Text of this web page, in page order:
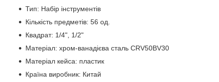
Тип: Набір інструментів
Кількість предметів: 56 од.
Квадрат: 1/4", 1/2"
Матеріал: хром-ванадієва сталь CRV50BV30
Матеріал кейса: пластик
Країна виробник: Китай